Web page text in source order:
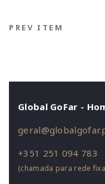
PREV ITEM
Global GoFar -
+351 251 094 783
(chamada para rede